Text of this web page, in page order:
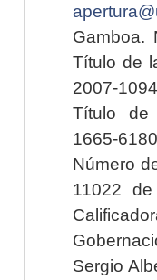
Gamboa.
Título de
2007-
Título de
1665-
Número
11022
Sergio